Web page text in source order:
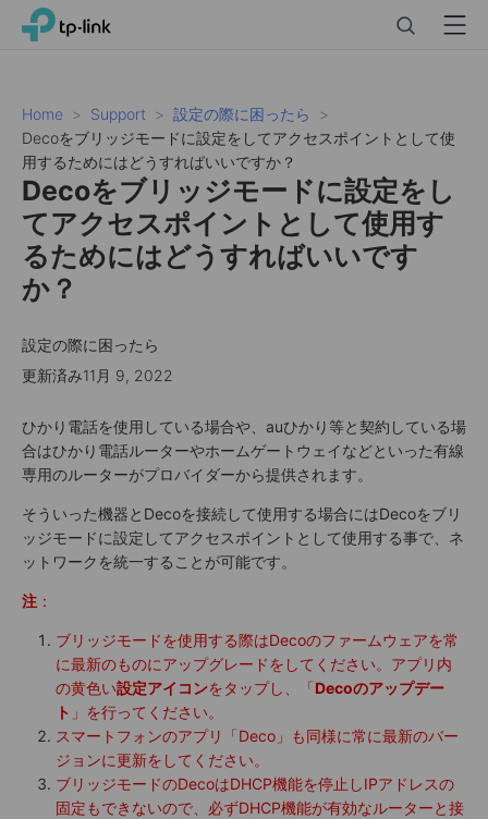
Click
navigation
bar
TP-Link, Reliably Smart Menu
Home Support
設定の際に困ったら
Decoをブリッジモードに設定をしてアクセスポイントとして使
用するためにはどうすればいいですか？
Decoをブリッジモードに設定をし
てアクセスポイントとして使用す
るためにはどうすればいいです
か？
設定の際に困ったら
更新済み11月 9, 2022
ひかり電話を使用している場合や、auひかり等と契約している場
合はひかり電話ルーターやホームゲートウェイなどといった有線
専用のルーターがプロバイダーから提供されます。
そういった機器とDecoを接続して使用する場合にはDecoをブリ
ッジモードに設定してアクセスポイントとして使用する事で、ネ
ットワークを統一することが可能です。
注 ：
ブリッジモードを使用する際はDecoのファームウェアを常
に最新のものにアップグレードをしてください。アプリ内
の黄色い設定アイコンをタップし、「Decoのアップデー
ト 」を行ってください。
スマートフォンのアプリ「Deco」も同様に常に最新のバー
ジョンに更新をしてください。
ブリッジモードのDecoはDHCP機能を停止しIPアドレスの
固定もできないので、必ずDHCP機能が有効なルーターと接